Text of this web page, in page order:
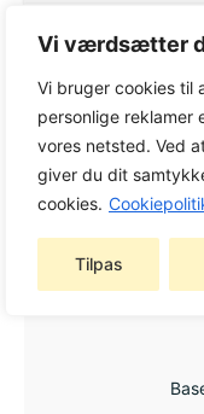
Vi værdsætter
Vi bruger cookies til
personlige reklamer
vores netsted. Ved
giver du dit
cookies.
Tilpas
Varenummer:
Kategori: Kæder
Tag: Kæder
Varemærke: